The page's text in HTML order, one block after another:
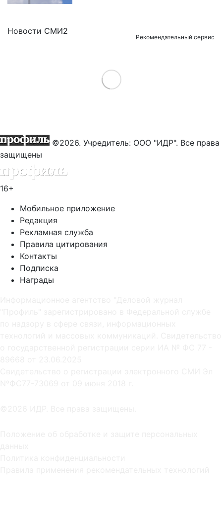
Новости СМИ2
Рекомендательный сервис
Load More
©2026. Учредитель: ООО "ИДР". Все права
защищены
16+
Мобильное приложение
Редакция
Рекламная служба
Правила цитирования
Контакты
Подписка
Награды